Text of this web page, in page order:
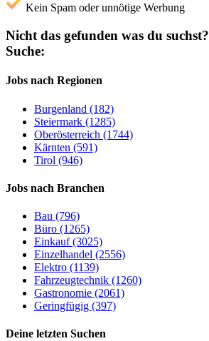
Kein Spam oder unnötige Werbung
Nicht das gefunden was du suchst?
Suche:
Jobs nach Regionen
Burgenland (182)
Steiermark (1285)
Oberösterreich (1744)
Kärnten (591)
Tirol (946)
Jobs nach Branchen
Bau (796)
Büro (1265)
Einkauf (3025)
Einzelhandel (2556)
Elektro (1139)
Fahrzeugtechnik (1260)
Gastronomie (2061)
Geringfügig (397)
Deine letzten Suchen